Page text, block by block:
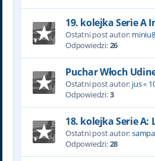
19. kolejka Serie A
Ostatni post autor:
Odpowiedzi:26
Puchar Włoch
Ostatni post autor: jus«
Odpowiedzi:3
18. kolejka Serie A:
Ostatni post autor:
Odpowiedzi:28